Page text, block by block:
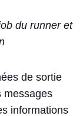
du runner et
de sortie
messages
informations